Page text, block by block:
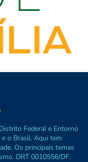
Federal e Entorno
o Brasil. Aqui tem
Os principais temas
DRT 0010556/DF.